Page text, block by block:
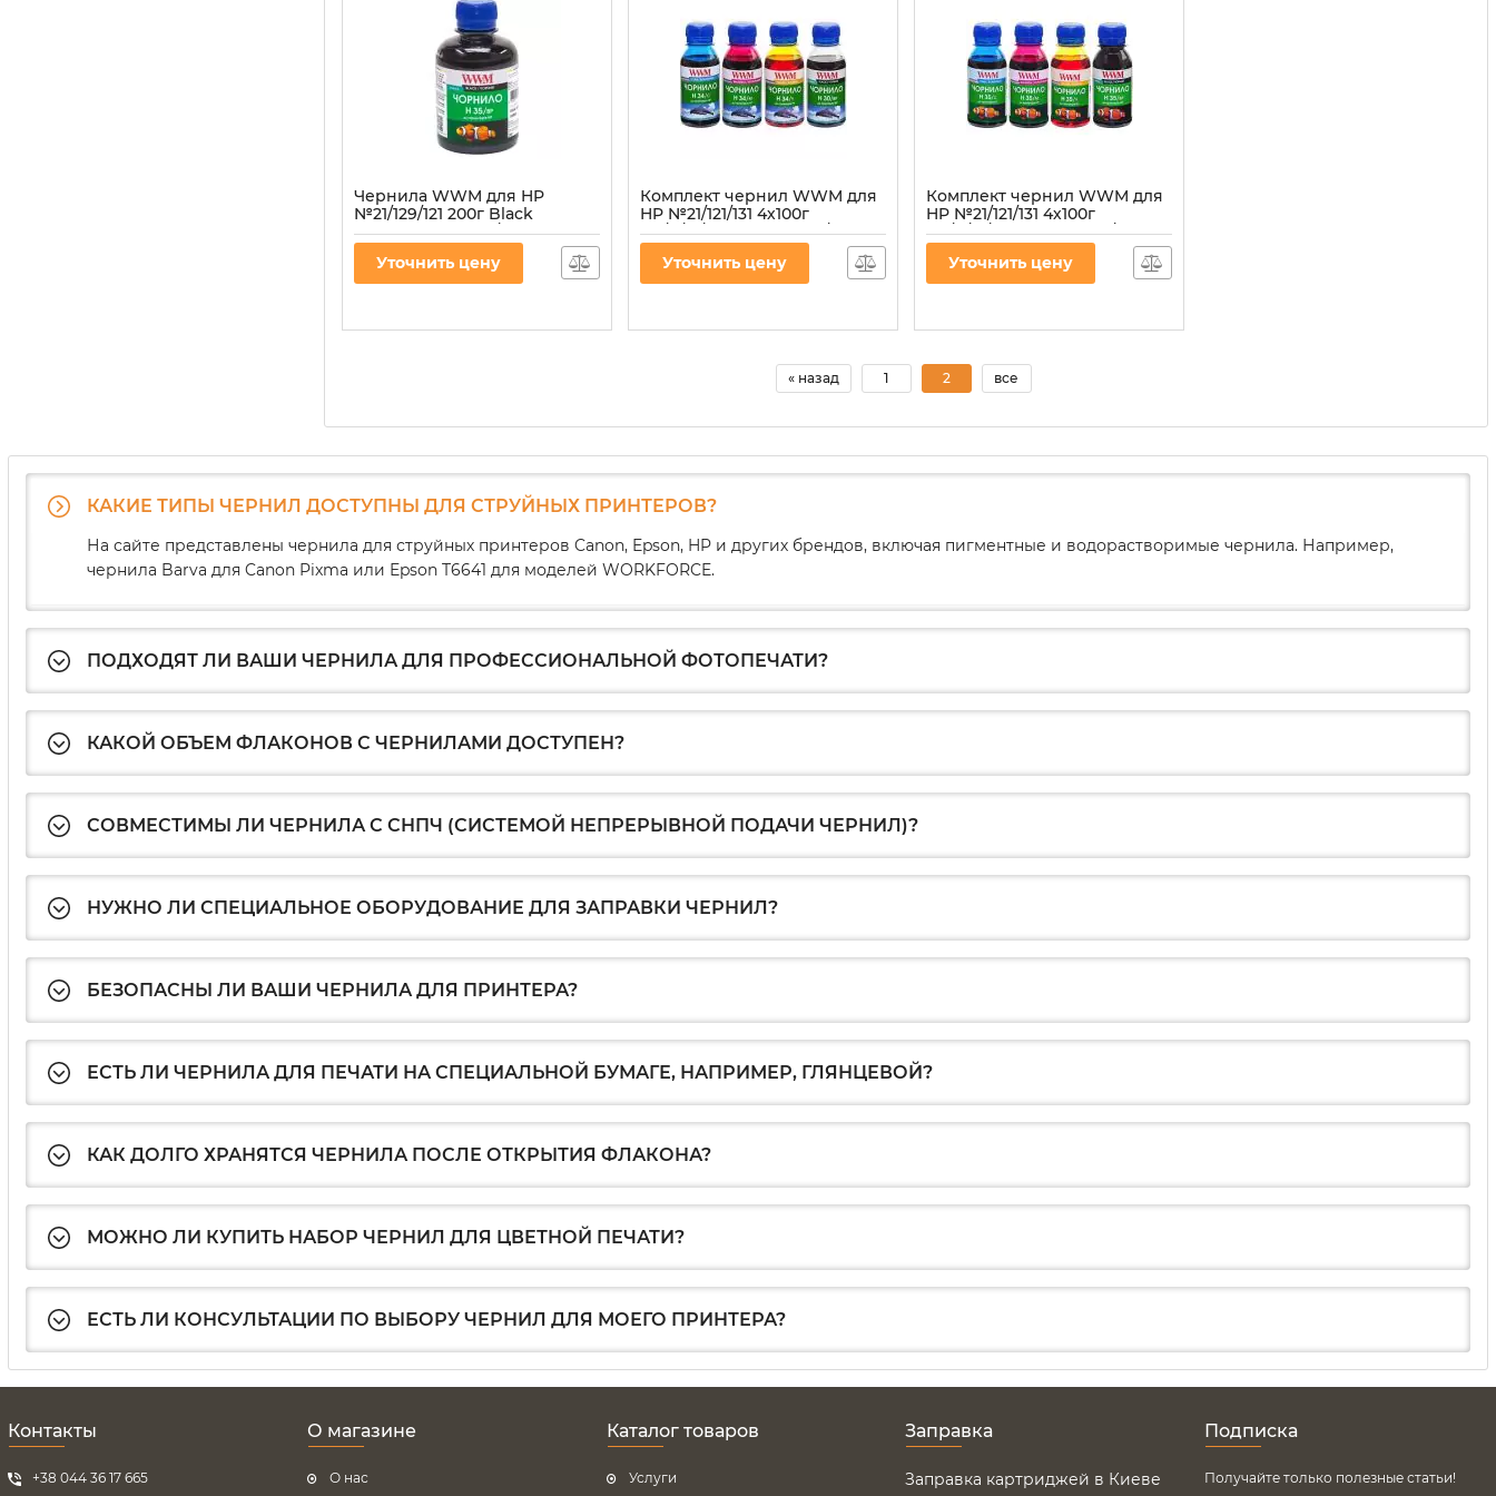
Чернила WWM для HP
№21/129/121 200г Black
пигментная (H35/BP) для
СНПЧ
Артикул:H35/BP
Уточнить цену
Комплект чернил WWM для
HP №21/121/131 4х100г
BP/C/M/Y Пигментное/
Водорастворимое
(H30/34SET-2)
Артикул:H30/34SET-2
Уточнить цену
Комплект чернил WWM для
HP №21/121/131 4х100г
BP/C/M/Y Пигментное/
Водорастворимое (H35SET-2)
для СНПЧ
Артикул:H35SET-2
Уточнить цену
« назад 1 2 все
КАКИЕ ТИПЫ ЧЕРНИЛ ДОСТУПНЫ ДЛЯ СТРУЙНЫХ ПРИНТЕРОВ?
На сайте представлены чернила для струйных принтеров Canon, Epson, HP и других брендов, включая пигментные и водорастворимые чернила. Например,
чернила Barva для Canon Pixma или Epson T6641 для моделей WORKFORCE.
ПОДХОДЯТ ЛИ ВАШИ ЧЕРНИЛА ДЛЯ ПРОФЕССИОНАЛЬНОЙ ФОТОПЕЧАТИ?
КАКОЙ ОБЪЕМ ФЛАКОНОВ С ЧЕРНИЛАМИ ДОСТУПЕН?
СОВМЕСТИМЫ ЛИ ЧЕРНИЛА С СНПЧ (СИСТЕМОЙ НЕПРЕРЫВНОЙ ПОДАЧИ ЧЕРНИЛ)?
НУЖНО ЛИ СПЕЦИАЛЬНОЕ ОБОРУДОВАНИЕ ДЛЯ ЗАПРАВКИ ЧЕРНИЛ?
БЕЗОПАСНЫ ЛИ ВАШИ ЧЕРНИЛА ДЛЯ ПРИНТЕРА?
ЕСТЬ ЛИ ЧЕРНИЛА ДЛЯ ПЕЧАТИ НА СПЕЦИАЛЬНОЙ БУМАГЕ, НАПРИМЕР, ГЛЯНЦЕВОЙ?
КАК ДОЛГО ХРАНЯТСЯ ЧЕРНИЛА ПОСЛЕ ОТКРЫТИЯ ФЛАКОНА?
МОЖНО ЛИ КУПИТЬ НАБОР ЧЕРНИЛ ДЛЯ ЦВЕТНОЙ ПЕЧАТИ?
ЕСТЬ ЛИ КОНСУЛЬТАЦИИ ПО ВЫБОРУ ЧЕРНИЛ ДЛЯ МОЕГО ПРИНТЕРА?
Контакты
+38 044 36 17 665
О магазине
О нас
Каталог товаров
Услуги
Заправка
Заправка картриджей в Киеве
Подписка
Получайте только полезные статьи!